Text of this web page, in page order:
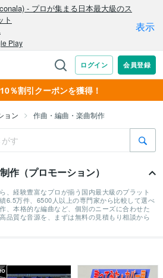
％割引クーポンを獲得！
ョン 作曲・編曲・楽曲制作
作（プロモーション）
、経験豊富なプロが揃う国内最大級のプラット
6.5万件、6500人以上の専門家から比較して選べ
、本格的な編曲など、個別のニーズに合わせた
品質な音源を、まずは無料の見積もり相談から